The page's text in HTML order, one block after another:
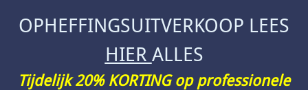
OPHEFFINGSUITVERKOOP LEES
HIER ALLES
Tijdelijk 20% KORTING op professionele